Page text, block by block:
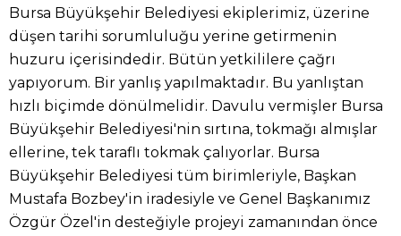
Bursa Büyükşehir Belediyesi ekiplerimiz, üzerine
düşen tarihi sorumluluğu yerine getirmenin
huzuru içerisindedir. Bütün yetkililere çağrı
yapıyorum. Bir yanlış yapılmaktadır. Bu yanlıştan
hızlı biçimde dönülmelidir. Davulu vermişler Bursa
Büyükşehir Belediyesi'nin sırtına, tokmağı almışlar
ellerine, tek taraflı tokmak çalıyorlar. Bursa
Büyükşehir Belediyesi tüm birimleriyle, Başkan
Mustafa Bozbey'in iradesiyle ve Genel Başkanımız
Özgür Özel'in desteğiyle projeyi zamanından önce